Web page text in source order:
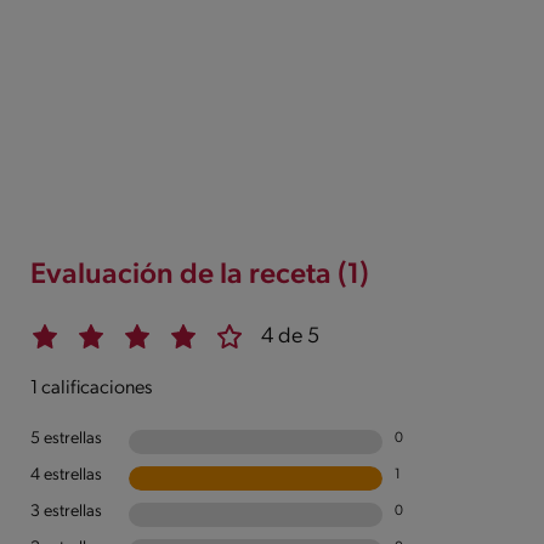
Evaluación de la receta (1)
4 de 5
1 calificaciones
5 estrellas 0
4 estrellas 1
3 estrellas 0